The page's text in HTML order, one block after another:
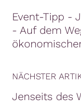
Event-Tipp -
- Auf dem
NÄCHSTER
Jenseits des